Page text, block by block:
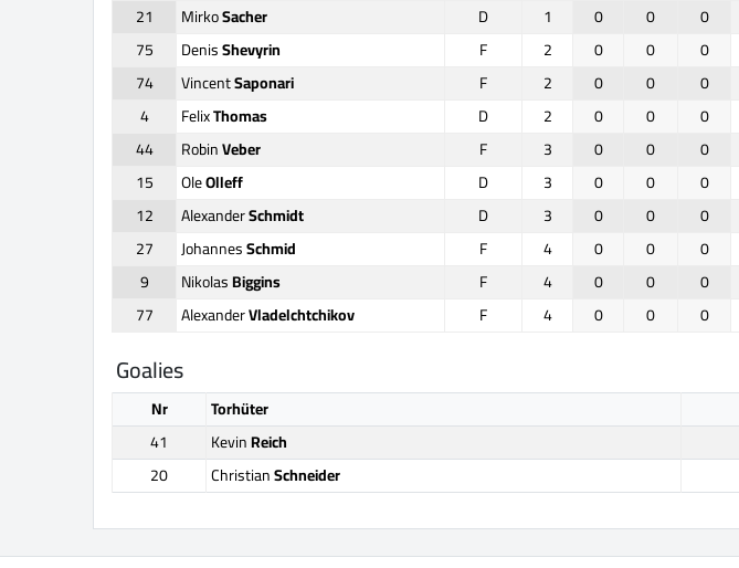
21
MirkoSacher D 1 0 0 0
75
DenisShevyrin F 2 0 0 0
74
VincentSaponari F 2 0 0 0
4
FelixThomas D 2 0 0 0
44
RobinVeber F 3 0 0 0
15
OleOlleff D 3 0 0 0
12
AlexanderSchmidt D 3 0 0 0
27
JohannesSchmid F 4 0 0 0
9
NikolasBiggins F 4 0 0 0
77
AlexanderVladelchtchikov F 4 0 0 0
Goalies
Nr Torhüter
41
KevinReich
20
ChristianSchneider